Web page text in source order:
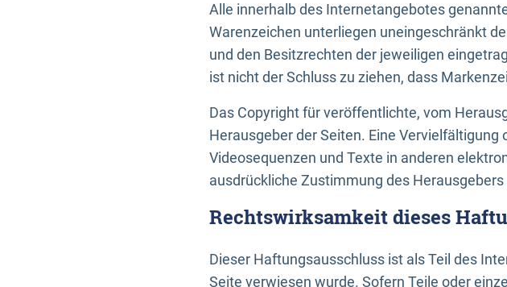
Alle innerhalb des Internetangebotes
Warenzeichen unterliegen uneingeschränkt
und den Besitzrechten der jeweiligen
ist nicht der Schluss zu ziehen, dass
Das Copyright für veröffentlichte, vom
Herausgeber der Seiten. Eine
Videosequenzen und Texte in anderen
ausdrückliche Zustimmung des
Rechtswirksamkeit dieses
Dieser Haftungsausschluss ist als Teil des
Seite verwiesen wurde. Sofern Teile oder